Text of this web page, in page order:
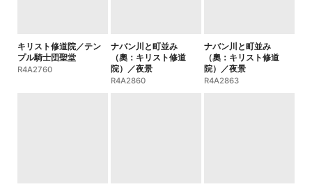
キリスト修道院／テン
プル騎士団聖堂
R4A2760
ナバン川と町並み
（奧：キリスト修道
院）／夜景
R4A2860
ナバン川と町並み
（奧：キリスト修道
院）／夜景
R4A2863